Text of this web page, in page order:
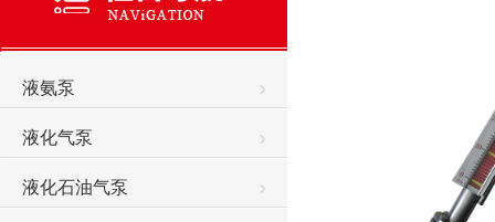
液氨泵
液化气泵
液化石油气泵